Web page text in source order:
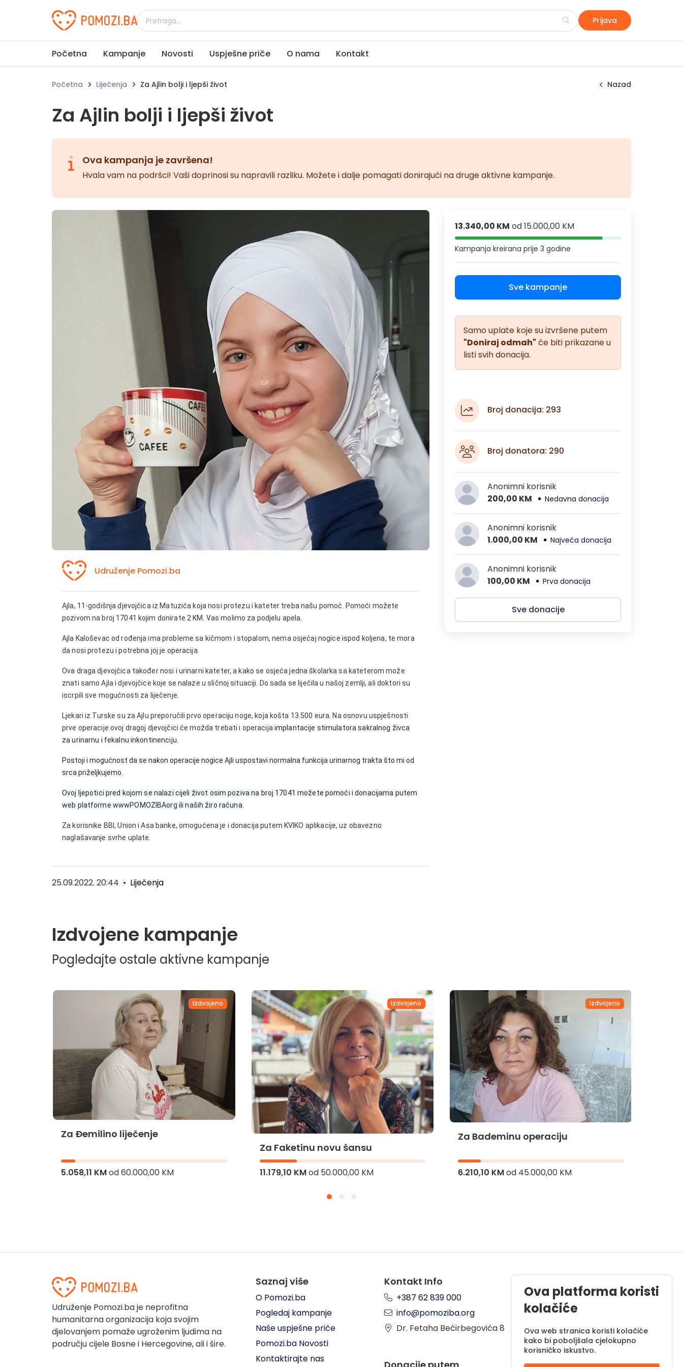
Udruženje Pomozi.ba Prijava
Početna Kampanje Novosti Uspješne priče O nama Kontakt
Početna Liječenja Za Ajlin bolji i ljepši život Nazad
Za Ajlin bolji i ljepši život
Ova kampanja je završena!
Hvala vam na podršci! Vaši doprinosi su napravili razliku. Možete i dalje pomagati donirajući na druge aktivne kampanje.
Udruženje Pomozi.ba
Ajla, 11-godišnja djevojčica iz Matuzića koja nosi protezu i kateter treba našu pomoć. Pomoći možete
pozivom na broj 17041 kojim donirate 2 KM. Vas molimo za podjelu apela.
Ajla Kaloševac od rođenja ima probleme sa kičmom i stopalom, nema osjećaj nogice ispod koljena, te mora
da nosi protezu i potrebna joj je operacija.
Ova draga djevojčica također nosi i urinarni kateter, a kako se osjeća jedna školarka sa kateterom može
znati samo Ajla i djevojčice koje se nalaze u sličnoj situaciji. Do sada se liječila u našoj zemlji, ali doktori su
iscrpili sve mogućnosti za liječenje.
Ljekari iz Turske su za Ajlu preporučili prvo operaciju noge, koja košta 13.500 eura. Na osnovu uspješnosti
prve operacije ovoj dragoj djevojčici će možda trebati i operacijaimplantacije stimulatora sakralnog živca
za urinarnu i fekalnu inkontinenciju.
Postoji i mogućnost da se nakon operacije nogice Ajli uspostavi normalna funkcija urinarnog trakta što mi od
srca priželjkujemo.
Ovoj ljepotici pred kojom se nalazi cijeli život osim poziva na broj 17041 možete pomoći i donacijama putem
web platforme wwwPOMOZIBAorg ili naših žiro računa.
Za korisnike BBI, Union i Asa banke, omogućena je i donacija putem KVIKO aplikacije, uz obavezno
naglašavanje svrhe uplate.
25.09.2022. 20:44 • Liječenja
13.340,00 KM od15.000,00 KM
Kampanja kreiranaprije 3 godine
Sve kampanje
Samo uplate koje su izvršene putem
"Doniraj odmah" će biti prikazane u
listi svih donacija.
Broj donacija: 293
Broj donatora: 290
Anonimni korisnik
200,00 KM
Nedavna donacija
Anonimni korisnik
1.000,00 KM
Najveća donacija
Anonimni korisnik
100,00 KM
Prva donacija
Sve donacije
Izdvojene kampanje
Pogledajte ostale aktivne kampanje
Izdvojeno
Za Đemilino liječenje
5.058,11 KMod60.000,00 KM
Izdvojeno
Za Faketinu novu šansu
11.179,10 KMod 50.000,00 KM
Izdvojeno
Za Bademinu operaciju
6.210,10 KMod 45.000,00 KM
Udruženje Pomozi.ba je neprofitna
humanitarna organizacija koja svojim
djelovanjem pomaže ugroženim ljudima na
području cijele Bosne i Hercegovine, ali i šire.
Saznaj više
O Pomozi.ba
Pogledaj kampanje
Naše uspješne priče
Pomozi.ba Novosti
Kontaktirajte nas
Kontakt Info
+387 62 839 000
info@pomoziba.org
Dr. Fetaha Bećirbegovića 8
Pon - Pet od 08 do 17h
Sub od 10 do 17h
Nedjelja - neradni dan
Ova platforma koristi
kolačiće
Ova web stranica koristi kolačiće
kako bi poboljšala cjelokupno
korisničko iskustvo.